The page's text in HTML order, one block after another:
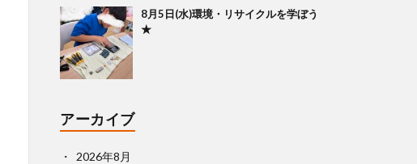
8月5日(水)環境・リサイクルを学ぼう
★
アーカイブ
2026年8月